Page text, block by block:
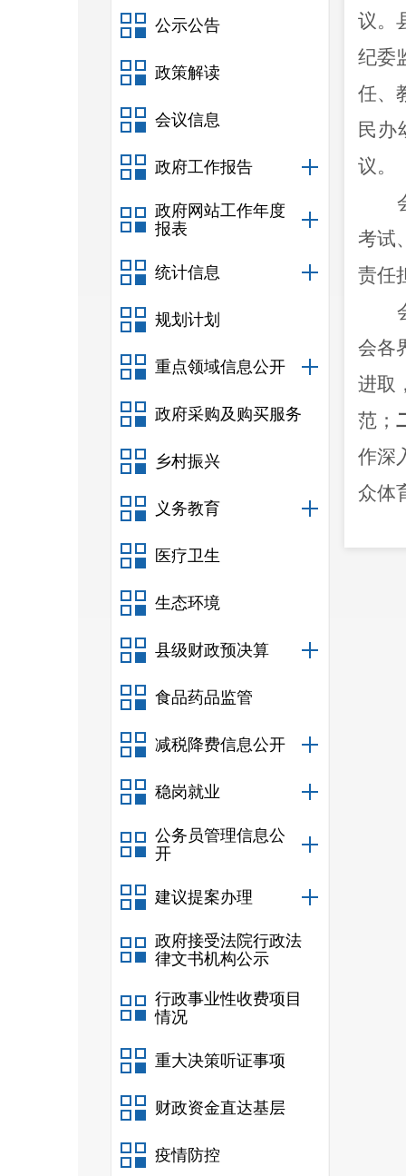
公示公告
政策解读
会议信息
政府工作报告
政府网站工作年度
报表
统计信息
规划计划
重点领域信息公开
政府采购及购买服务
乡村振兴
义务教育
医疗卫生
生态环境
县级财政预决算
食品药品监管
减税降费信息公开
稳岗就业
公务员管理信息公
开
建议提案办理
政府接受法院行政法
律文书机构公示
行政事业性收费项目
情况
重大决策听证事项
财政资金直达基层
疫情防控
议。
纪委
任、
民办
议。
考试
责任
会各
进取
范 ；
作深
众体